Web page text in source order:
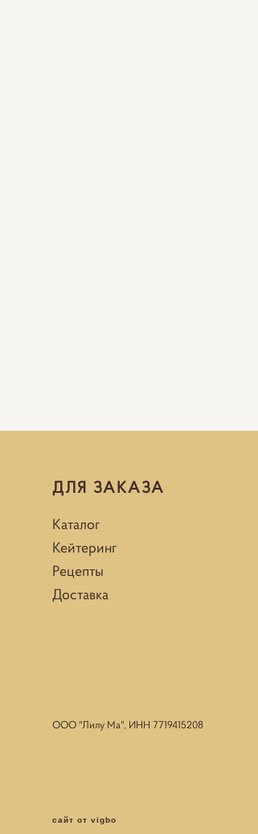
ДЛЯ ЗАКАЗА
Каталог
Кейтеринг
Рецепты
Доставка
ООО "Лилу Ма", ИНН 7719415208
сайт от vigbo